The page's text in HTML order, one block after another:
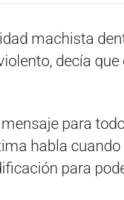
machista
decía
mensaje para
habla
para